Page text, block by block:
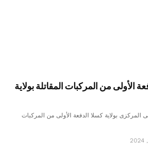
الأولى من المركبات المقاتلة بولاية
المركزى بولاية كسلا الدفعة الأولى من المركبات